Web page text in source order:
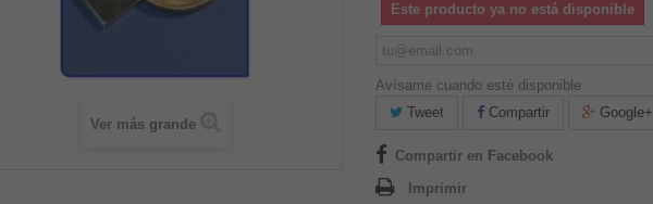
Ver más grande
Este producto ya no está disponible
Avísame cuando esté disponible
Tweet
Compartir Google+
Compartir en Facebook
Imprimir